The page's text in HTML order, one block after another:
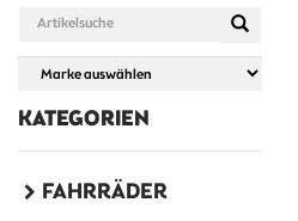
KATEGORIEN
FAHRRÄDER